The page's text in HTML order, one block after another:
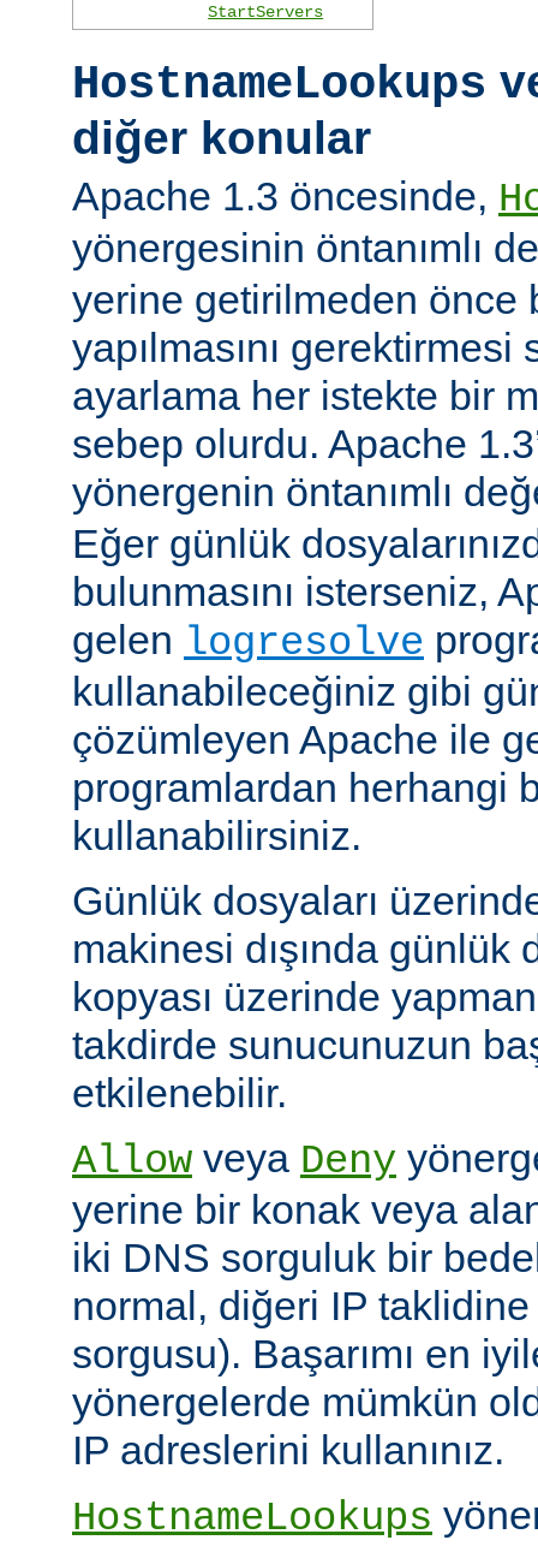
StartServers
HostnameLookups
diğer konular
Apache 1.3 öncesinde,
yönergesinin öntanımlı
yerine getirilmeden önce
yapılmasını
ayarlama her istekte bir
sebep olurdu. Apache
yönergenin öntanımlı
Eğer günlük
bulunmasını isterseniz,
gelen logresolve
kullanabileceğiniz gibi
çözümleyen Apache ile
programlardan herhangi
kullanabilirsiniz.
Günlük dosyaları
makinesi dışında günlük
kopyası üzerinde
takdirde sunucunuzun
etkilenebilir.
Allow veya Deny
yerine bir konak veya
iki DNS sorguluk bir
normal, diğeri IP taklidine
sorgusu). Başarımı en
yönergelerde mümkün
IP adreslerini kullanınız.
HostnameLookups